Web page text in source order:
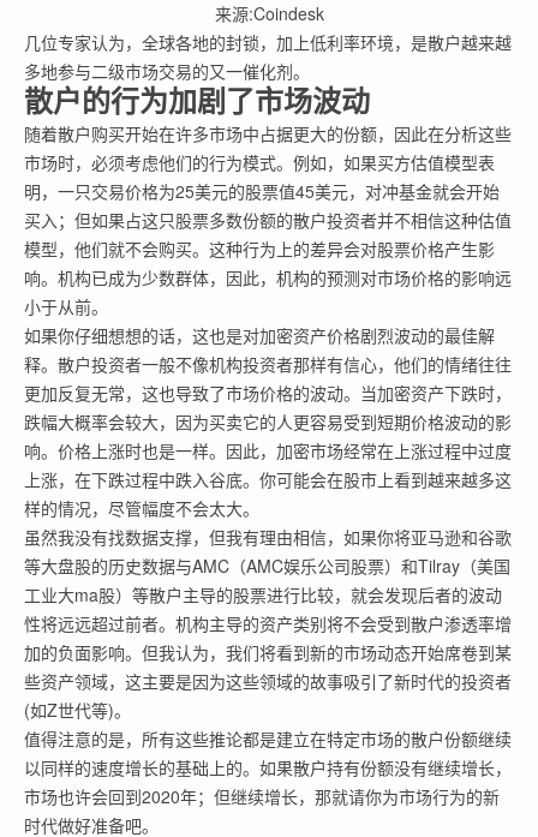
来源:Coindesk
几位专家认为，全球各地的封锁，加上低利率环境，是散户越来越
多地参与二级市场交易的又一催化剂。
散户的行为加剧了市场波动
随着散户购买开始在许多市场中占据更大的份额，因此在分析这些
市场时，必须考虑他们的行为模式。例如，如果买方估值模型表
明，一只交易价格为25美元的股票值45美元，对冲基金就会开始
买入；但如果占这只股票多数份额的散户投资者并不相信这种估值
模型，他们就不会购买。这种行为上的差异会对股票价格产生影
响。机构已成为少数群体，因此，机构的预测对市场价格的影响远
小于从前。
如果你仔细想想的话，这也是对加密资产价格剧烈波动的最佳解
释。散户投资者一般不像机构投资者那样有信心，他们的情绪往往
更加反复无常，这也导致了市场价格的波动。当加密资产下跌时，
跌幅大概率会较大，因为买卖它的人更容易受到短期价格波动的影
响。价格上涨时也是一样。因此，加密市场经常在上涨过程中过度
上涨，在下跌过程中跌入谷底。你可能会在股市上看到越来越多这
样的情况，尽管幅度不会太大。
虽然我没有找数据支撑，但我有理由相信，如果你将亚马逊和谷歌
等大盘股的历史数据与AMC（AMC娱乐公司股票）和Tilray（美国
工业大ma股）等散户主导的股票进行比较，就会发现后者的波动
性将远远超过前者。机构主导的资产类别将不会受到散户渗透率增
加的负面影响。但我认为，我们将看到新的市场动态开始席卷到某
些资产领域，这主要是因为这些领域的故事吸引了新时代的投资者
(如Z世代等)。
值得注意的是，所有这些推论都是建立在特定市场的散户份额继续
以同样的速度增长的基础上的。如果散户持有份额没有继续增长，
市场也许会回到2020年；但继续增长，那就请你为市场行为的新
时代做好准备吧。